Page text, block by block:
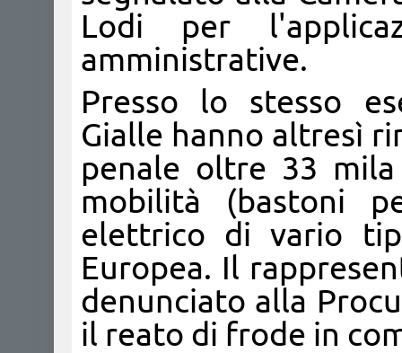
Lodi per
amministrative.
Presso lo stesso
Gialle hanno altresì
penale oltre 33
mobilità (bastoni
elettrico di vario
Europea. Il
denunciato alla
il reato di frode in